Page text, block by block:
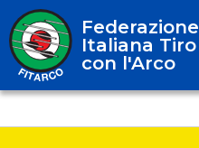
Federazione
Italiana Tiro
con l'Arco